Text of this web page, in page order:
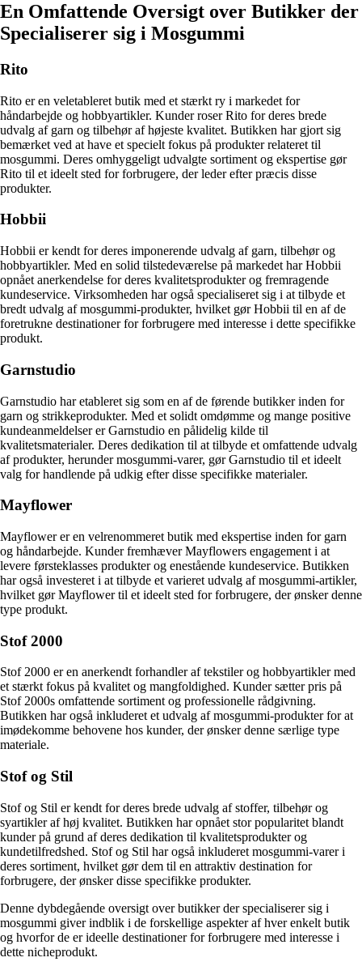
En Omfattende Oversigt over Butikker der
Specialiserer sig i Mosgummi
Rito
Rito er en veletableret butik med et stærkt ry i markedet for
håndarbejde og hobbyartikler. Kunder roser Rito for deres brede
udvalg af garn og tilbehør af højeste kvalitet. Butikken har gjort sig
bemærket ved at have et specielt fokus på produkter relateret til
mosgummi. Deres omhyggeligt udvalgte sortiment og ekspertise gør
Rito til et ideelt sted for forbrugere, der leder efter præcis disse
produkter.
Hobbii
Hobbii er kendt for deres imponerende udvalg af garn, tilbehør og
hobbyartikler. Med en solid tilstedeværelse på markedet har Hobbii
opnået anerkendelse for deres kvalitetsprodukter og fremragende
kundeservice. Virksomheden har også specialiseret sig i at tilbyde et
bredt udvalg af mosgummi-produkter, hvilket gør Hobbii til en af de
foretrukne destinationer for forbrugere med interesse i dette specifikke
produkt.
Garnstudio
Garnstudio har etableret sig som en af de førende butikker inden for
garn og strikkeprodukter. Med et solidt omdømme og mange positive
kundeanmeldelser er Garnstudio en pålidelig kilde til
kvalitetsmaterialer. Deres dedikation til at tilbyde et omfattende udvalg
af produkter, herunder mosgummi-varer, gør Garnstudio til et ideelt
valg for handlende på udkig efter disse specifikke materialer.
Mayflower
Mayflower er en velrenommeret butik med ekspertise inden for garn
og håndarbejde. Kunder fremhæver Mayflowers engagement i at
levere førsteklasses produkter og enestående kundeservice. Butikken
har også investeret i at tilbyde et varieret udvalg af mosgummi-artikler,
hvilket gør Mayflower til et ideelt sted for forbrugere, der ønsker denne
type produkt.
Stof 2000
Stof 2000 er en anerkendt forhandler af tekstiler og hobbyartikler med
et stærkt fokus på kvalitet og mangfoldighed. Kunder sætter pris på
Stof 2000s omfattende sortiment og professionelle rådgivning.
Butikken har også inkluderet et udvalg af mosgummi-produkter for at
imødekomme behovene hos kunder, der ønsker denne særlige type
materiale.
Stof og Stil
Stof og Stil er kendt for deres brede udvalg af stoffer, tilbehør og
syartikler af høj kvalitet. Butikken har opnået stor popularitet blandt
kunder på grund af deres dedikation til kvalitetsprodukter og
kundetilfredshed. Stof og Stil har også inkluderet mosgummi-varer i
deres sortiment, hvilket gør dem til en attraktiv destination for
forbrugere, der ønsker disse specifikke produkter.
Denne dybdegående oversigt over butikker der specialiserer sig i
mosgummi giver indblik i de forskellige aspekter af hver enkelt butik
og hvorfor de er ideelle destinationer for forbrugere med interesse i
dette nicheprodukt.